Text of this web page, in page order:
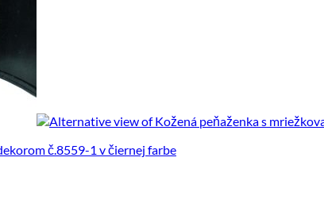
č.8559-1 v čiernej farbe